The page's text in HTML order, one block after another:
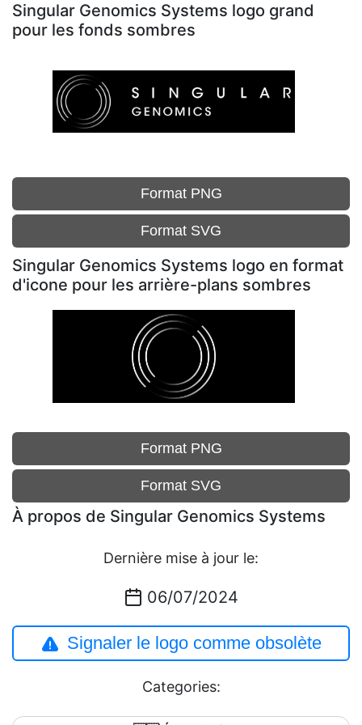
Singular Genomics Systems logo grand
pour les fonds sombres
Format PNG
Format SVG
Singular Genomics Systems logo en format
d'icone pour les arrière-plans sombres
Format PNG
Format SVG
À propos de Singular Genomics Systems
Dernière mise à jour le:
06/07/2024
Signaler le logo comme obsolète
Categories: